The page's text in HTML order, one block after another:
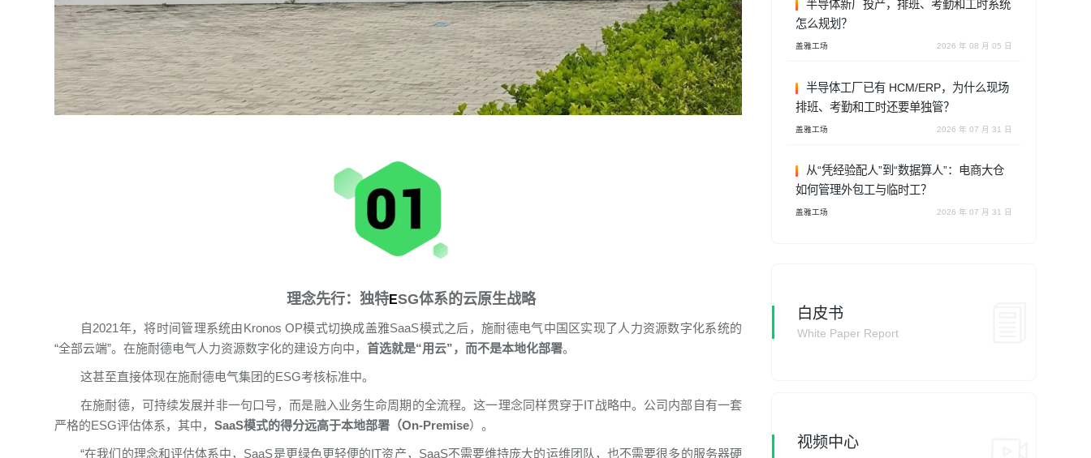
理念先行：独特ESG体系的云原生战略
自2021年，将时间管理系统由Kronos OP模式切换成盖雅SaaS模式之后，施耐德电气中国区实现了人力资源数字化系统的
“全部云端”。在施耐德电气人力资源数字化的建设方向中，首选就是“用云”，而不是本地化部署。
这甚至直接体现在施耐德电气集团的ESG考核标准中。
在施耐德，可持续发展并非一句口号，而是融入业务生命周期的全流程。这一理念同样贯穿于IT战略中。公司内部自有一套
严格的ESG评估体系，其中，SaaS模式的得分远高于本地部署（On-Premise）。
“在我们的理念和评估体系中，SaaS是更绿色更轻便的IT资产，SaaS不需要维持庞大的运维团队，也不需要很多的服务器硬
半导体新厂投产，排班、考勤和工时系统
怎么规划？
盖雅工场 2026 年 08 月 05 日
半导体工厂已有 HCM/ERP，为什么现场
排班、考勤和工时还要单独管？
盖雅工场 2026 年 07 月 31 日
从“凭经验配人”到“数据算人”：电商大仓
如何管理外包工与临时工？
盖雅工场 2026 年 07 月 31 日
白皮书
White Paper Report
视频中心